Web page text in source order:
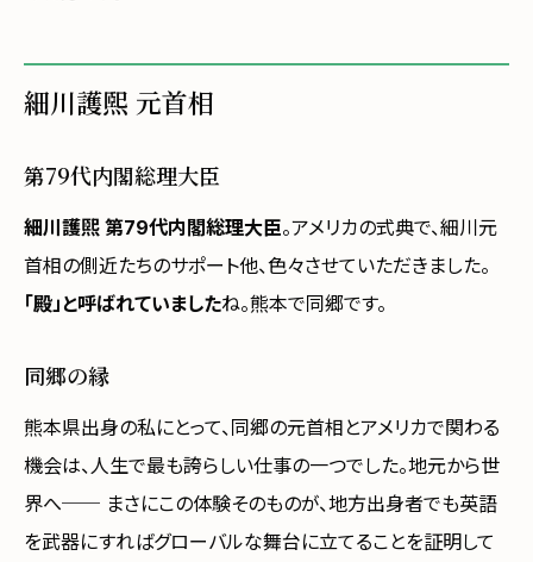
細川護煕 元首相
第79代内閣総理大臣
細川護煕 第79代内閣総理大臣。アメリカの式典で、細川元
首相の側近たちのサポート他、色々させていただきました。
「殿」と呼ばれていましたね。熊本で同郷です。
同郷の縁
熊本県出身の私にとって、同郷の元首相とアメリカで関わる
機会は、人生で最も誇らしい仕事の一つでした。地元から世
界へ── まさにこの体験そのものが、地方出身者でも英語
を武器にすればグローバルな舞台に立てることを証明して